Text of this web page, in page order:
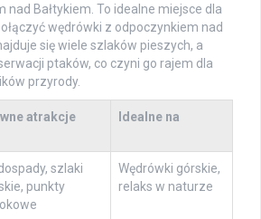
nad Bałtykiem. To idealne miejsce dla
wędrówki z odpoczynkiem nad
się wiele szlaków pieszych, a
ptaków, co czyni go rajem dla
przyrody.
atrakcje Idealne na
szlaki
punkty
Wędrówki górskie,
relaks w naturze